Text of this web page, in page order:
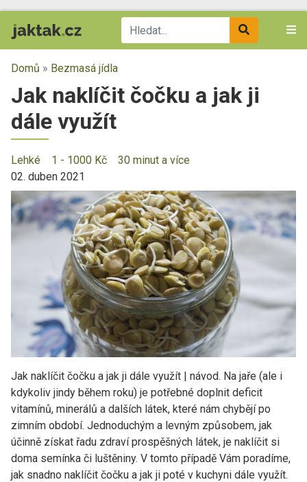
Domů » Bezmasá jídla
Jak naklíčit čočku a jak ji
dále využít
Lehké 1 - 1000 Kč
30 minut a více
02. duben 2021
Jak naklíčit čočku a jak ji dále využít | návod. Na jaře (ale i
kdykoliv jindy během roku) je potřebné doplnit deficit
vitamínů, minerálů a dalších látek, které nám chybějí po
zimním období. Jednoduchým a levným způsobem, jak
účinně získat řadu zdraví prospěšných látek, je naklíčit si
doma semínka či luštěniny. V tomto případě Vám poradíme,
jak snadno naklíčit čočku a jak ji poté v kuchyni dále využít.